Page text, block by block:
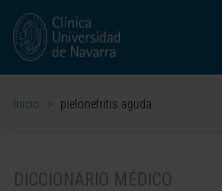
Inicio > pielonefritis aguda
DICCIONARIO MÉDICO